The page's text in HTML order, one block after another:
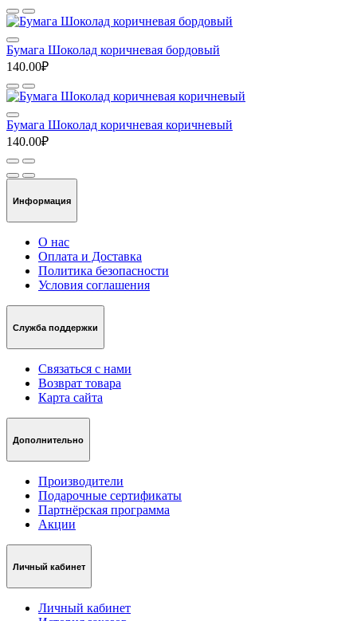
Бумага Шоколад коричневая бордовый
140.00₽
Бумага Шоколад коричневая коричневый
140.00₽
Информация
О нас
Оплата и Доставка
Политика безопасности
Условия соглашения
Служба поддержки
Связаться с нами
Возврат товара
Карта сайта
Дополнительно
Производители
Подарочные сертификаты
Партнёрская программа
Акции
Личный кабинет
Личный кабинет